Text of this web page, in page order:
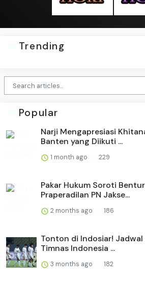
Trending
Popular
Narji Mengapresiasi
Banten yang Diikuti ...
1 month ago 229
Pakar Hukum Soroti
Praperadilan PN Jakse...
2 months ago 186
Tonton di Indosiar! Jadwal
Timnas Indonesia ...
3 months ago 182